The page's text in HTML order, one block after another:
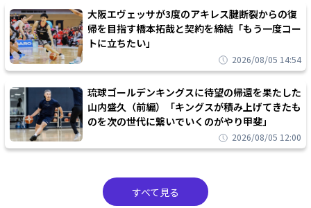
大阪エヴェッサが3度のアキレス腱断裂からの復
帰を目指す橋本拓哉と契約を締結「もう一度コー
トに立ちたい」
2026/08/05 14:54
琉球ゴールデンキングスに待望の帰還を果たした
山内盛久（前編）「キングスが積み上げてきたも
のを次の世代に繋いでいくのがやり甲斐」
2026/08/05 12:00
すべて見る